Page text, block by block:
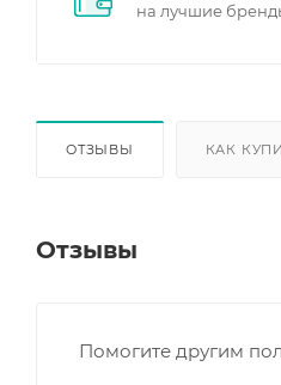
на лучшие
ОТЗЫВЫ КАК
Отзывы
Помогите другим